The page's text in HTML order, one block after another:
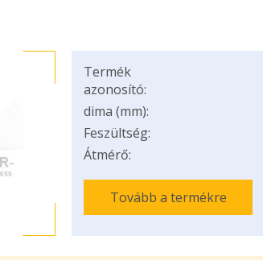
Termék
azonosító:
dima (mm):
Feszültség:
Átmérő:
Tovább a termékre